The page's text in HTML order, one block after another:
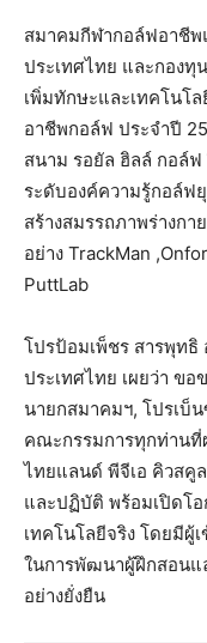
สมาคมกีฬากอล์ฟอาชีพ
ประเทศไทย และกอง
เพิ่มทักษะและเทคโนโ
อาชีพกอล์ฟ ประจำปี
สนาม รอยัล ฮิลล์ กอล์
ระดับองค์ความรู้กอล์ฟ
สร้างสมรรถภาพร่างกา
อย่าง TrackMan
PuttLab
โปรป้อมเพ็ชร สารพุท
ประเทศไทย เผยว่า ข
นายกสมาคมฯ, โปรเบ็
คณะกรรมการทุกท่านที่
ไทยแลนด์ พีจีเอ คิวสคู
และปฏิบัติ พร้อมเปิดโอ
เทคโนโลยีจริง โดยมีผู้
ในการพัฒนาผู้ฝึกสอนแ
อย่างยั่งยืน